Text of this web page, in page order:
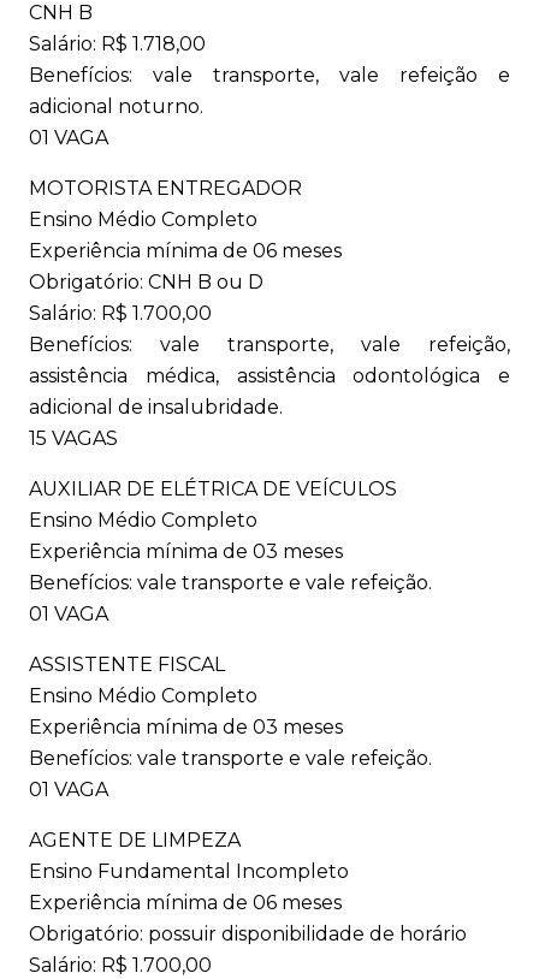
CNH B
Salário: R$ 1.718,00
Benefícios: vale transporte, vale refeição e
adicional noturno.
01 VAGA
MOTORISTA ENTREGADOR
Ensino Médio Completo
Experiência mínima de 06 meses
Obrigatório: CNH B ou D
Salário: R$ 1.700,00
Benefícios: vale transporte, vale refeição,
assistência médica, assistência odontológica e
adicional de insalubridade.
15 VAGAS
AUXILIAR DE ELÉTRICA DE VEÍCULOS
Ensino Médio Completo
Experiência mínima de 03 meses
Benefícios: vale transporte e vale refeição.
01 VAGA
ASSISTENTE FISCAL
Ensino Médio Completo
Experiência mínima de 03 meses
Benefícios: vale transporte e vale refeição.
01 VAGA
AGENTE DE LIMPEZA
Ensino Fundamental Incompleto
Experiência mínima de 06 meses
Obrigatório: possuir disponibilidade de horário
Salário: R$ 1.700,00